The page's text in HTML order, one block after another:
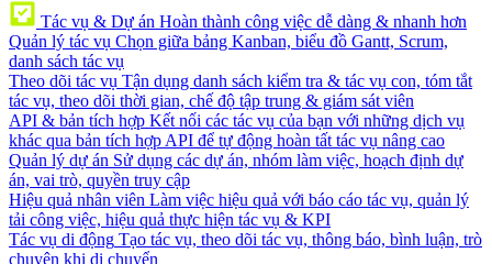
Tác vụ & Dự án Hoàn thành công việc dễ dàng & nhanh hơn
Quản lý tác vụ Chọn giữa bảng Kanban, biểu đồ Gantt, Scrum,
danh sách tác vụ
Theo dõi tác vụ Tận dụng danh sách kiểm tra & tác vụ con, tóm tắt
tác vụ, theo dõi thời gian, chế độ tập trung & giám sát viên
API & bản tích hợp Kết nối các tác vụ của bạn với những dịch vụ
khác qua bản tích hợp API để tự động hoàn tất tác vụ nâng cao
Quản lý dự án Sử dụng các dự án, nhóm làm việc, hoạch định dự
án, vai trò, quyền truy cập
Hiệu quả nhân viên Làm việc hiệu quả với báo cáo tác vụ, quản lý
tải công việc, hiệu quả thực hiện tác vụ & KPI
Tác vụ di động Tạo tác vụ, theo dõi tác vụ, thông báo, bình luận, trò
chuyện khi di chuyển